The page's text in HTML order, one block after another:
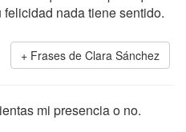
nada tiene sentido.
Frases de Clara Sánchez
mi presencia o no.